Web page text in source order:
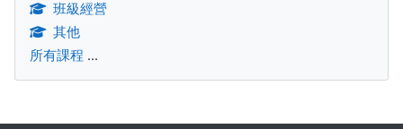
班級經營
其他
所有課程 ...
補充內容區塊